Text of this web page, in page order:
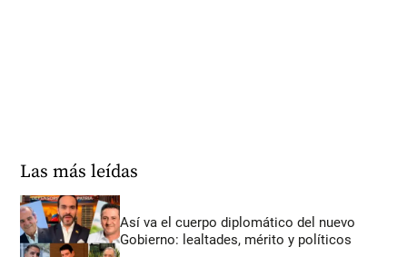
Las más leídas
Así va el cuerpo diplomático del nuevo
Gobierno: lealtades, mérito y políticos